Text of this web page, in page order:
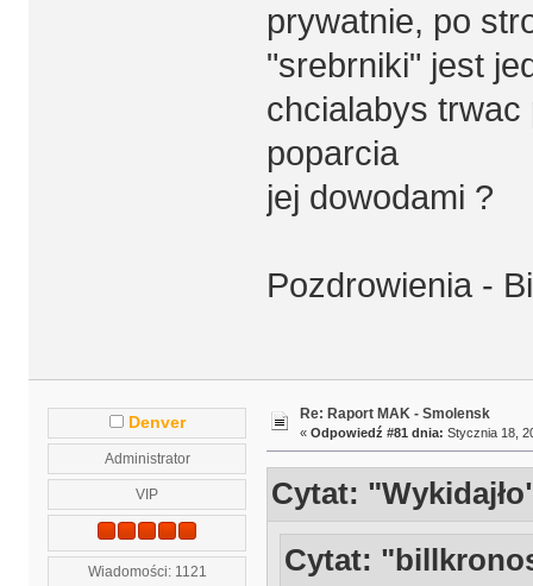
prywatnie, po
"srebrniki" jest
chcialabys
poparcia
jej dowodami ?
Pozdrowienia -
Denver
Administrator
VIP
Wiadomości: 1121
Re: Raport MAK - Smolensk
« Odpowiedź #81 dnia: Stycznia 18,
Cytat:
Cytat: